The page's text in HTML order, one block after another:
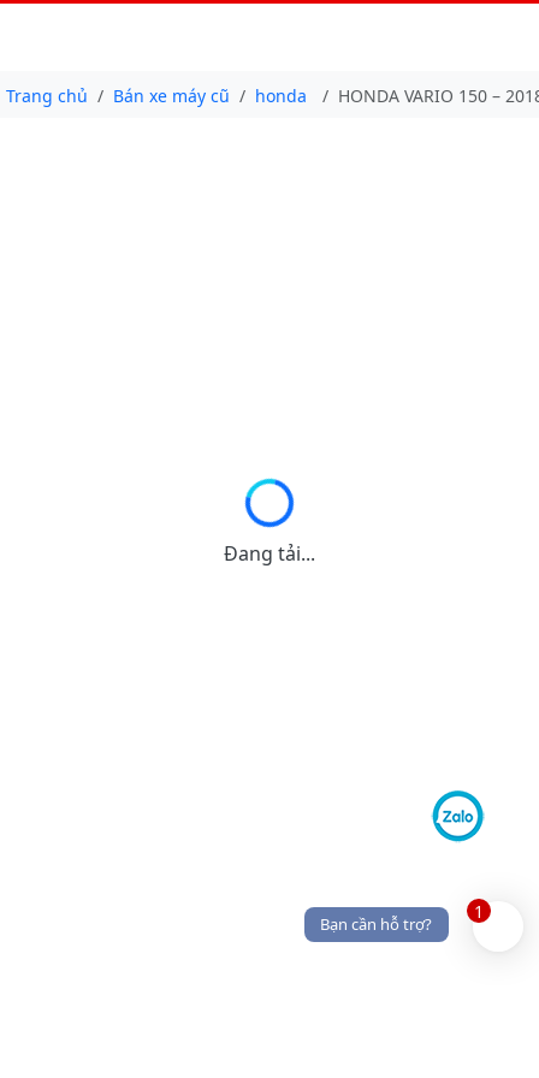
Trang chủ Bán xe máy cũ honda HONDA VARIO 150 –
Đang tải...
1
Bạn cần hỗ trợ?